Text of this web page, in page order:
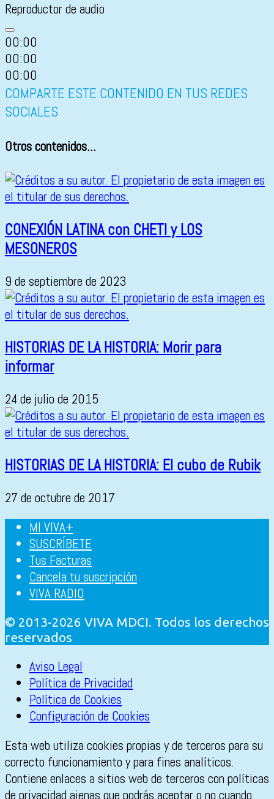
Reproductor de audio
00:00
00:00
00:00
COMPARTE ESTE CONTENIDO EN TUS REDES
SOCIALES
Otros contenidos...
CONEXIÓN LATINA con CHETI y LOS
MESONEROS
9 de septiembre de 2023
HISTORIAS DE LA HISTORIA: Morir para
informar
24 de julio de 2015
HISTORIAS DE LA HISTORIA: El cubo de Rubik
27 de octubre de 2017
MI VIVA+
SUSCRÍBETE
Tus Facturas
Cancela tu suscripción
VIVA RADIO
© 2013-2026 VIVA MDCI. Todos los derechos
reservados
Aviso Legal
Política de Privacidad
Política de Cookies
Configuración de Cookies
Esta web utiliza cookies propias y de terceros para su
correcto funcionamiento y para fines analíticos.
Contiene enlaces a sitios web de terceros con políticas
de privacidad ajenas que podrás aceptar o no cuando